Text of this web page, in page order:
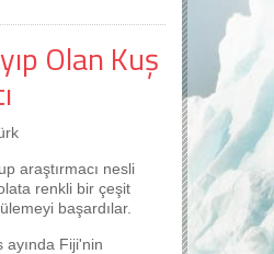
Olan Kuş
araştırmacı nesli
renkli bir çeşit
başardılar.
ayında Fiji'nin